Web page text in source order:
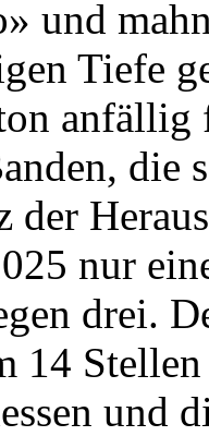
und
Tiefe
die
der
nur
drei.
14
und